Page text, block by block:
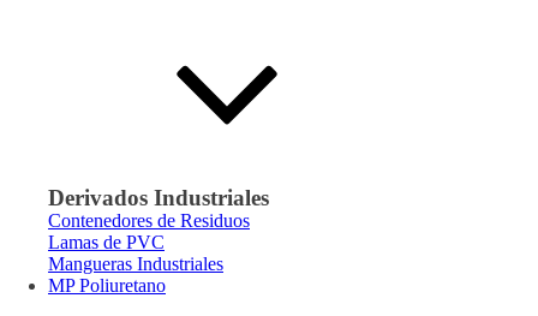
Derivados Industriales
Contenedores de Residuos
Lamas de PVC
Mangueras Industriales
MP Poliuretano